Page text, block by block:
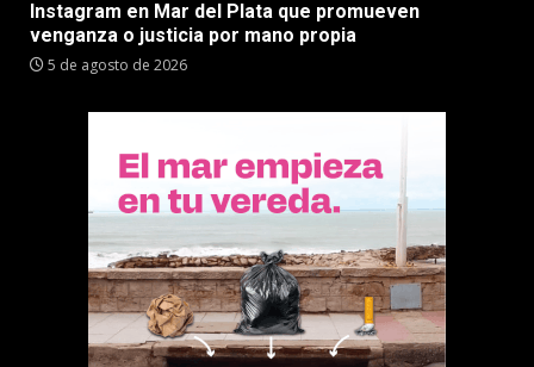
Instagram en Mar del Plata que promueven
venganza o justicia por mano propia
5 de agosto de 2026